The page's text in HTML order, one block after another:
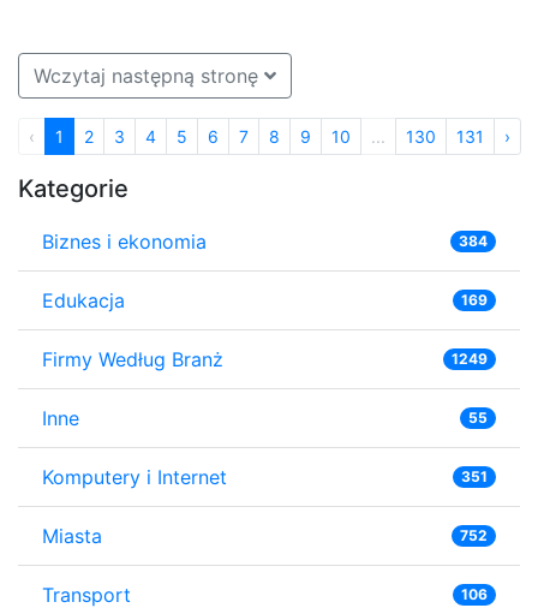
Wczytaj następną stronę
‹ 1 2 3 4 5 6 7 8 9 10 ... 130 131 ›
Kategorie
Biznes i ekonomia 384
Edukacja 169
Firmy Według Branż 1249
Inne 55
Komputery i Internet 351
Miasta 752
Transport 106